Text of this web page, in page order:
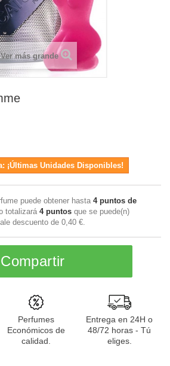
Ver más grande
¡Últimas Unidades Disponibles!
puede obtener hasta 4puntos de
totalizará 4puntos que se puede(n)
descuento de 0,40 €
Compartir
Perfumes
Económicos de
calidad.
Entrega en 24H o
48/72 horas - Tú
eliges.